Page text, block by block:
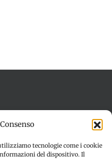
tecnologie come i cookie
del dispositivo. Il
sulla Privacy (UE)